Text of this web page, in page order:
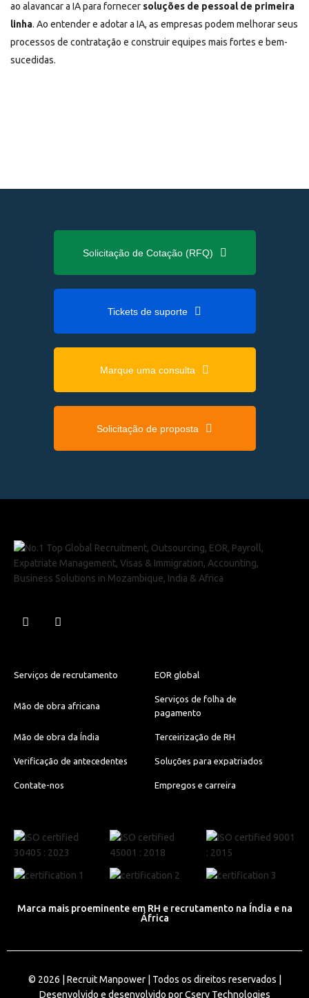
ao alavancar a IA para fornecer soluções de pessoal de primeira
linha. Ao entender e adotar a IA, as empresas podem melhorar seus
processos de contratação e construir equipes mais fortes e bem-
sucedidas.
Solicitação de Cotação (RFQ)
Tickets de suporte
Marque uma consulta
Solicitação de proposta
Serviços de recrutamento EOR global
Mão de obra africana
Serviços de folha de
pagamento
Mão de obra da Índia Terceirização de RH
Verificação de antecedentes Soluções para expatriados
Contate-nos Empregos e carreira
Marca mais proeminente em RH e recrutamento na Índia e na
África
© 2026 | Recruit Manpower| Todos os direitos reservados |
Desenvolvido e desenvolvido porCserv Technologies